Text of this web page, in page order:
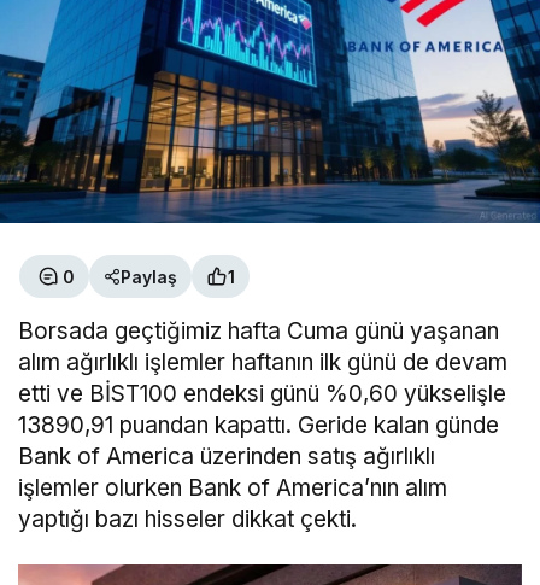
0 Paylaş 1
Borsada geçtiğimiz hafta Cuma günü yaşanan
alım ağırlıklı işlemler haftanın ilk günü de devam
etti ve BİST100 endeksi günü %0,60 yükselişle
13890,91 puandan kapattı. Geride kalan günde
Bank of America üzerinden satış ağırlıklı
işlemler olurken Bank of America’nın alım
yaptığı bazı hisseler dikkat çekti.